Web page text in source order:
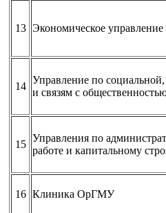
13 Экономическое управление
14
Управление по
и связям с
15
Управления по
работе и капитальному
16 Клиника ОрГМУ